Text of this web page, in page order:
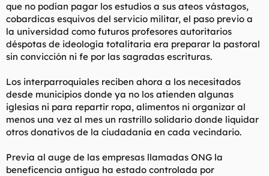
que no podían pagar los estudios a sus ateos vástagos,
cobardicas esquivos del servicio militar, el paso previo a
la universidad como futuros profesores autoritarios
déspotas de ideología totalitaria era preparar la pastoral
sin convicción ni fe por las sagradas escrituras.
Los interparroquiales reciben ahora a los necesitados
desde municipios donde ya no los atienden algunas
iglesias ni para repartir ropa, alimentos ni organizar al
menos una vez al mes un rastrillo solidario donde liquidar
otros donativos de la ciudadanía en cada vecindario.
Previa al auge de las empresas llamadas ONG la
beneficencia antigua ha estado controlada por